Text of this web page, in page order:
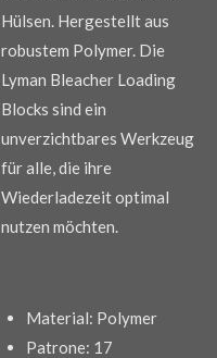
Hülsen. Hergestellt aus
robustem Polymer. Die
Lyman Bleacher Loading
Blocks sind ein
unverzichtbares Werkzeug
für alle, die ihre
Wiederladezeit optimal
nutzen möchten.
Material: Polymer
Patrone: 17